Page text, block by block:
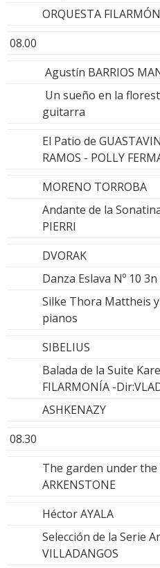
ORQUESTA
08.00
Agustín BARRIOS
Un sueño en la
guitarra
El Patio de
RAMOS - POLLY
MORENO TORROBA
Andante de la
PIERRI
DVORAK
Danza Eslava Nº 10
Silke Thora Mattheis
pianos
SIBELIUS
Balada de la Suite
FILARMONÍA -
ASHKENAZY
08.30
The garden under
ARKENSTONE
Héctor AYALA
Selección de la Serie
VILLADANGOS